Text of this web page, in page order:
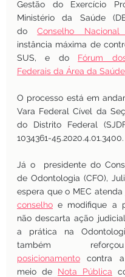
Gestão do Exercício
Ministério da Saúde
do Conselho
instância máxima de
SUS, e do Fórum
Federais da Área da Saúde
O processo está em
Vara Federal Cível da
do Distrito Federal
1034361-45.2020.4.01.3400.
Já o  presidente do
de Odontologia (CFO),
espera que o MEC atenda
conselho e modifique a
não descarta ação
a prática na
também
posicionamento contra
meio de
Nota Pública